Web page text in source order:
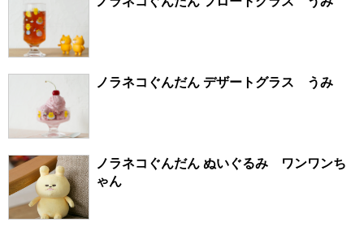
ノラネコぐんだん デザートグラス うみ
ノラネコぐんだん ぬいぐるみ ワンワンち
ゃん